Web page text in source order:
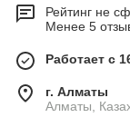
Рейтинг не
Менее 5
Работает с
г. Алматы
Алматы,